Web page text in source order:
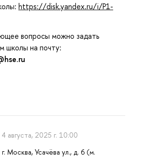
https://disk.yandex.ru/i/P1-
вопросы можно задать
школы на почту:
4 августа, 2025 г. 10:00
г. Москва, Усачёва ул., д. 6 (м.